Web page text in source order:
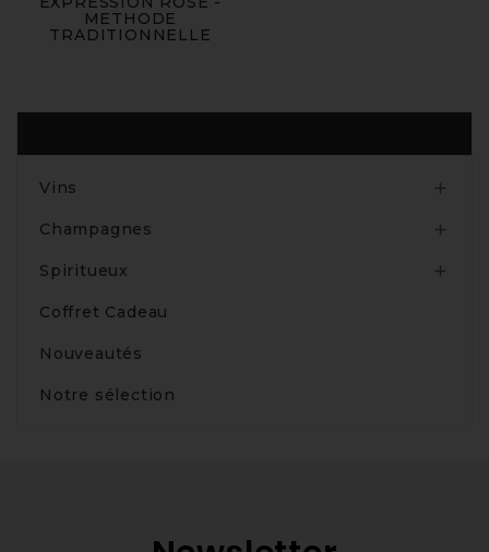
METHODE
TRADITIONNELLE
Vins 
Champagnes 
Spiritueux 
Coffret Cadeau
Nouveautés
Notre sélection